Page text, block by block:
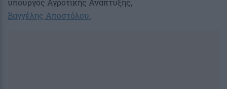
Βαγγέλης Αποστόλου.